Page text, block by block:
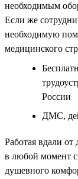
необходимым
Если же
необходимую
медицинского
России
ДМС,
Работая вдали
в любой момент
душевного